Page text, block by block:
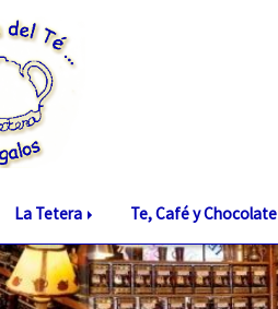
La Tetera Te, Café y Chocolate